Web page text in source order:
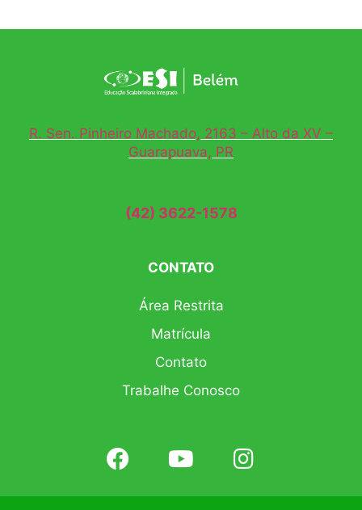
R. Sen. Pinheiro Machado, 2163 – Alto da XV –
Guarapuava, PR
(42) 3622-1578
CONTATO
Área Restrita
Matrícula
Contato
Trabalhe Conosco